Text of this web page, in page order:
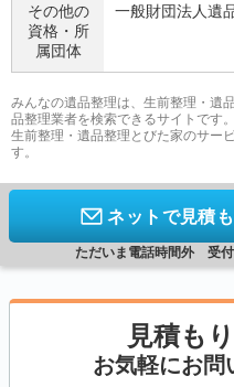
その他の
資格・ 所
属団体
一般財団法人遺
みんなの遺品整理は、生前整理・遺
品整理業者を検索できるサイトです。
生前整理・遺品整理とびた家のサー
す。
ネットで見積
ただいま電話時間外 受付
見積も
お気軽にお問